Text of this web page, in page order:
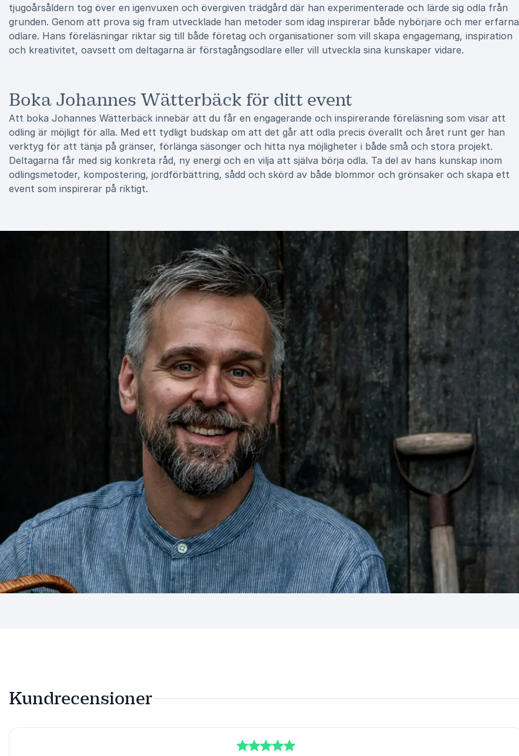
tjugoårsåldern tog över en igenvuxen och övergiven trädgård där han experimenterade och lärde sig odla från
grunden. Genom att prova sig fram utvecklade han metoder som idag inspirerar både nybörjare och mer erfarna
odlare. Hans föreläsningar riktar sig till både företag och organisationer som vill skapa engagemang, inspiration
och kreativitet, oavsett om deltagarna är förstagångsodlare eller vill utveckla sina kunskaper vidare.
Boka Johannes Wätterbäck för ditt event
Att boka Johannes Wätterbäck innebär att du får en engagerande och inspirerande föreläsning som visar att
odling är möjligt för alla. Med ett tydligt budskap om att det går att odla precis överallt och året runt ger han
verktyg för att tänja på gränser, förlänga säsonger och hitta nya möjligheter i både små och stora projekt.
Deltagarna får med sig konkreta råd, ny energi och en vilja att själva börja odla. Ta del av hans kunskap inom
odlingsmetoder, kompostering, jordförbättring, sådd och skörd av både blommor och grönsaker och skapa ett
event som inspirerar på riktigt.
Kundrecensioner